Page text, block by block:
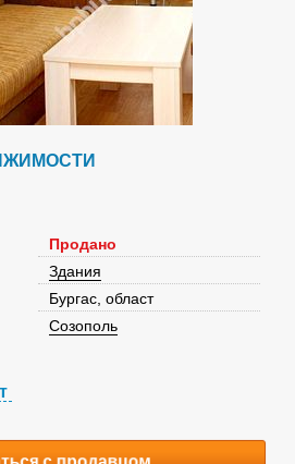
Продано
Здания
Бургас, област
Созополь